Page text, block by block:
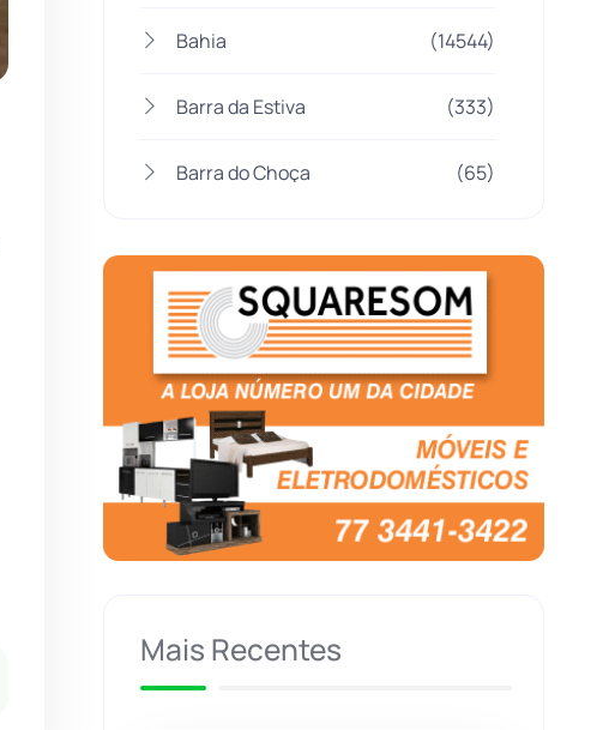
Bahia (14544)
Barra da Estiva (333)
Barra do Choça (65)
Bom Jesus da Lapa (505)
Boquira (152)
Botuporã (72)
Brasil (7679)
Brumado (31952)
Caculé
Mais Recentes